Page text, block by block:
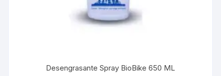
Desengrasante Spray BioBike 650 ML